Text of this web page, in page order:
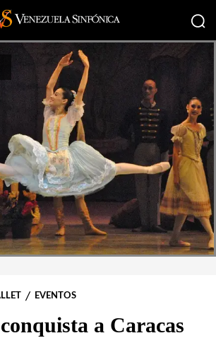
EVENTOS
a Caracas